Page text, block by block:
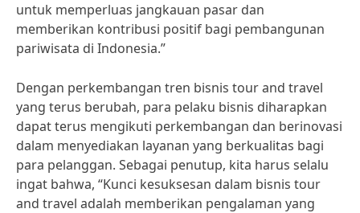
untuk memperluas jangkauan pasar dan
memberikan kontribusi positif bagi pembangunan
pariwisata di Indonesia.”
Dengan perkembangan tren bisnis tour and travel
yang terus berubah, para pelaku bisnis diharapkan
dapat terus mengikuti perkembangan dan berinovasi
dalam menyediakan layanan yang berkualitas bagi
para pelanggan. Sebagai penutup, kita harus selalu
ingat bahwa, “Kunci kesuksesan dalam bisnis tour
and travel adalah memberikan pengalaman yang